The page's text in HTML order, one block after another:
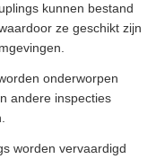
kunnen bestand
ze geschikt zijn
onderworpen
andere inspecties
worden vervaardigd